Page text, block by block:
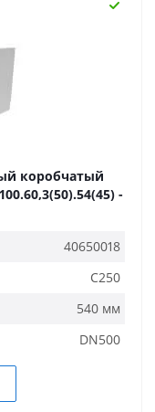
коробчатый
-
40650018
C250
540 мм
DN500